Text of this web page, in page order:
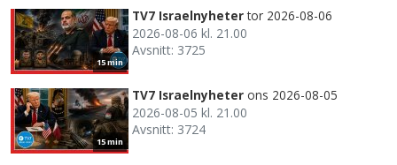
15 min
TV7 Israelnyheter tor 2026-08-06
2026-08-06 kl. 21.00
Avsnitt: 3725
15 min
TV7 Israelnyheter ons 2026-08-05
2026-08-05 kl. 21.00
Avsnitt: 3724